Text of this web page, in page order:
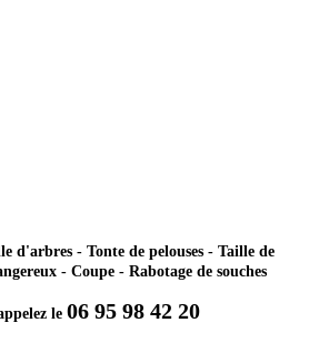
d'arbres - Tonte de pelouses - Taille de
- Coupe - Rabotage de souches
le 06 95 98 42 20